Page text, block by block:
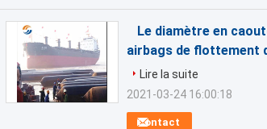
Le diamètre en
airbags de flottement
Contact
Lire la suite
2021-03-24 16:00:18